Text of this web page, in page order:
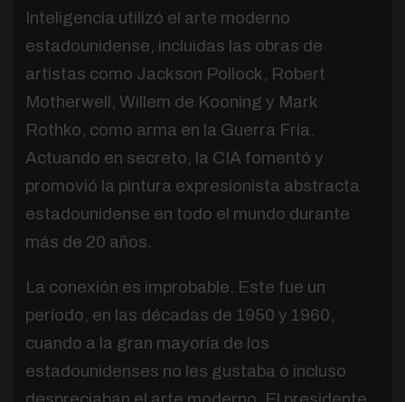
Inteligencia utilizó el arte moderno
estadounidense, incluidas las obras de
artistas como Jackson Pollock, Robert
Motherwell, Willem de Kooning y Mark
Rothko, como arma en la Guerra Fría.
Actuando en secreto, la CIA fomentó y
promovió la pintura expresionista abstracta
estadounidense en todo el mundo durante
más de 20 años.
La conexión es improbable. Este fue un
período, en las décadas de 1950 y 1960,
cuando a la gran mayoría de los
estadounidenses no les gustaba o incluso